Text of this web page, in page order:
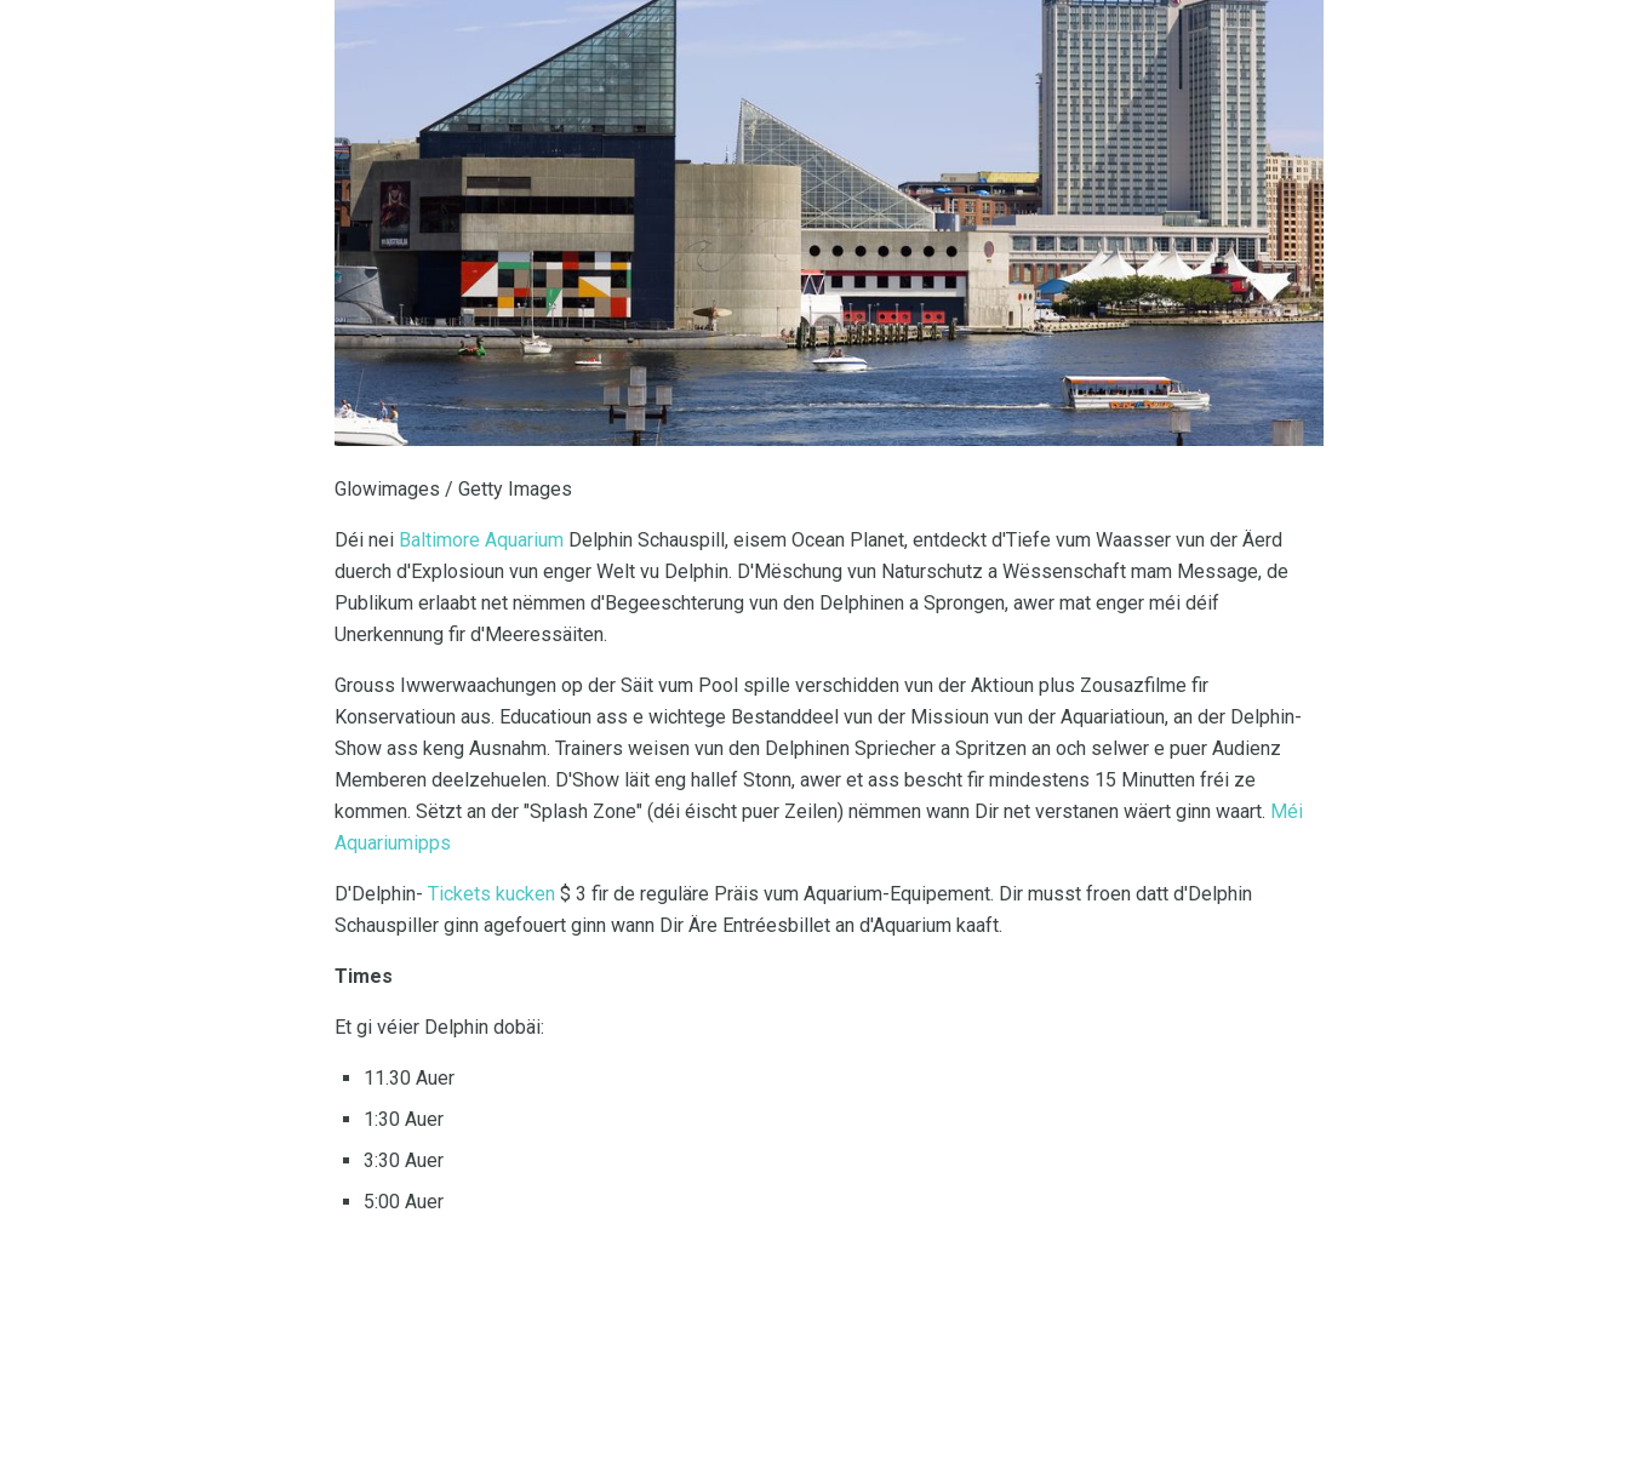
Glowimages / Getty Images
Déi nei Baltimore Aquarium Delphin Schauspill, eisem Ocean Planet, entdeckt d'Tiefe vum Waasser vun der Äerd
duerch d'Explosioun vun enger Welt vu Delphin. D'Mëschung vun Naturschutz a Wëssenschaft mam Message, de
Publikum erlaabt net nëmmen d'Begeeschterung vun den Delphinen a Sprongen, awer mat enger méi déif
Unerkennung fir d'Meeressäiten.
Grouss Iwwerwaachungen op der Säit vum Pool spille verschidden vun der Aktioun plus Zousazfilme fir
Konservatioun aus. Educatioun ass e wichtege Bestanddeel vun der Missioun vun der Aquariatioun, an der Delphin-
Show ass keng Ausnahm. Trainers weisen vun den Delphinen Spriecher a Spritzen an och selwer e puer Audienz
Memberen deelzehuelen. D'Show läit eng hallef Stonn, awer et ass bescht fir mindestens 15 Minutten fréi ze
kommen. Sëtzt an der "Splash Zone" (déi éischt puer Zeilen) nëmmen wann Dir net verstanen wäert ginn waart. Méi
Aquariumipps
D'Delphin- Tickets kucken $ 3 fir de reguläre Präis vum Aquarium-Equipement. Dir musst froen datt d'Delphin
Schauspiller ginn agefouert ginn wann Dir Äre Entréesbillet an d'Aquarium kaaft.
Times
Et gi véier Delphin dobäi:
11.30 Auer
1:30 Auer
3:30 Auer
5:00 Auer